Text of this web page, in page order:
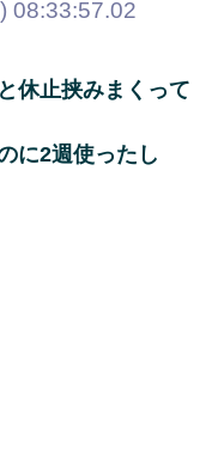
08:33:57.02
休止挟みまくって
に2週使ったし